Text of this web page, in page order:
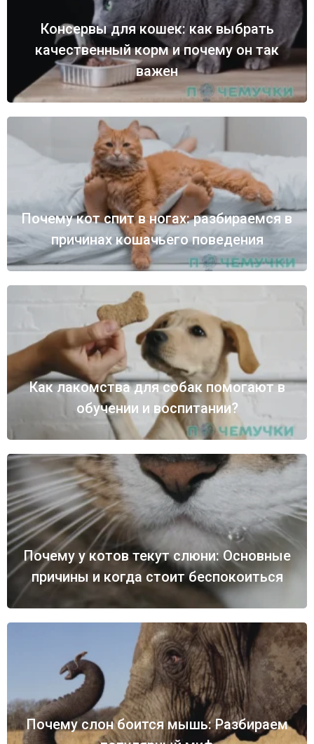
Консервы для кошек: как выбрать
качественный корм и почему он так
важен
Почему кот спит в ногах: разбираемся в
причинах кошачьего поведения
Как лакомства для собак помогают в
обучении и воспитании?
Почему у котов текут слюни: Основные
причины и когда стоит беспокоиться
Почему слон боится мышь: Разбираем